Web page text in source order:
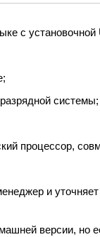
с
системы;
процессор,
и
версии, но